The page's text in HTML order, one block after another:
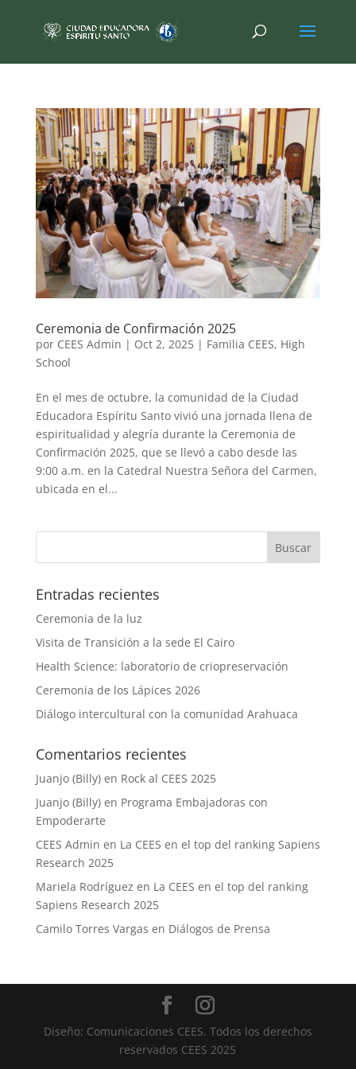
Ceremonia de Confirmación 2025
por CEES Admin | Oct 2, 2025| Familia CEES, High
School
En el mes de octubre, la comunidad de la Ciudad
Educadora Espíritu Santo vivió una jornada llena de
espiritualidad y alegría durante la Ceremonia de
Confirmación 2025, que se llevó a cabo desde las
9:00 a.m. en la Catedral Nuestra Señora del Carmen,
ubicada en el...
Entradas recientes
Ceremonia de la luz
Visita de Transición a la sede El Cairo
Health Science: laboratorio de criopreservación
Ceremonia de los Lápices 2026
Diálogo intercultural con la comunidad Arahuaca
Comentarios recientes
Juanjo (Billy)en Rock al CEES 2025
Juanjo (Billy)en Programa Embajadoras con
Empoderarte
CEES Admin en La CEES en el top del ranking Sapiens
Research 2025
Mariela Rodríguez en La CEES en el top del ranking
Sapiens Research 2025
Camilo Torres Vargas en Diálogos de Prensa
Diseño: Comunicaciones CEES. Todos los derechos
reservados CEES 2025